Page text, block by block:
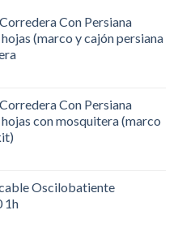
Con Persiana
(marco y cajón persiana
Con Persiana
con mosquitera (marco
Oscilobatiente
1h